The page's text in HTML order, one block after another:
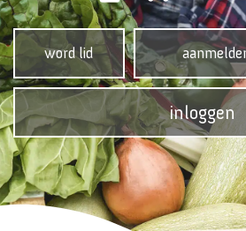
word lid
inloggen